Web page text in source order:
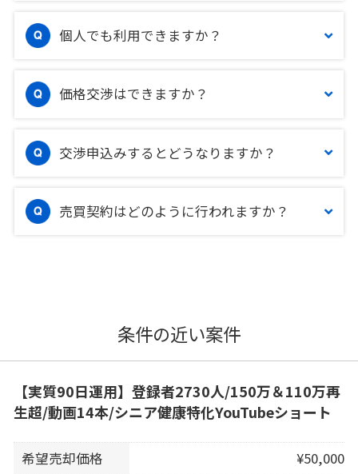
個人でも利用できますか？
価格交渉はできますか？
交渉申込みするとどうなりますか？
売買契約はどのように行われますか？
条件の近い案件
【実質90日運用】登録者2730人/150万＆110万再
生超/動画14本/シニア健康特化YouTubeショート
希望売却価格
¥50,000